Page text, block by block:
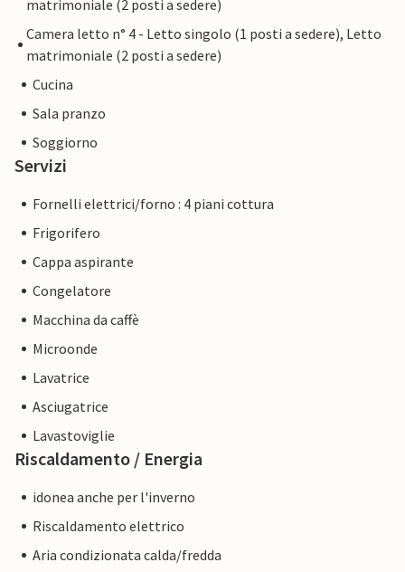
matrimoniale (2 posti a sedere)
Camera letto n° 4 - Letto singolo (1 posti a sedere), Letto
matrimoniale (2 posti a sedere)
Cucina
Sala pranzo
Soggiorno
Servizi
Fornelli elettrici/forno : 4 piani cottura
Frigorifero
Cappa aspirante
Congelatore
Macchina da caffè
Microonde
Lavatrice
Asciugatrice
Lavastoviglie
Riscaldamento / Energia
idonea anche per l'inverno
Riscaldamento elettrico
Aria condizionata calda/fredda